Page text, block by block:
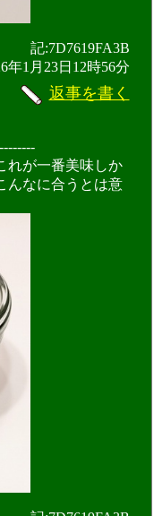
記:7D7619FA3B
年1月23日12時56分
返事を書く
れが一番美味しか
んなに合うとは意